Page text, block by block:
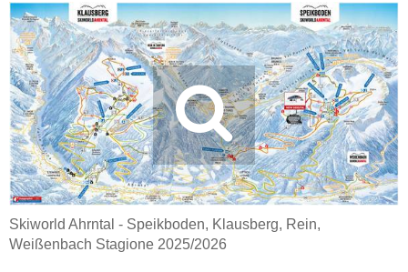
Skiworld Ahrntal - Speikboden, Klausberg, Rein,
Weißenbach Stagione 2025/2026